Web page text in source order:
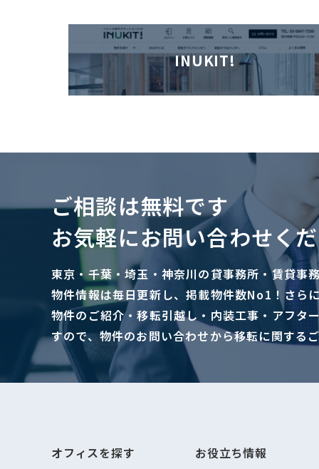
INUKIT!
ご相談は無料です
お気軽にお問い合わせく
東京・千葉・埼玉・神奈川の貸事務所・賃貸事
物件情報は毎日更新し、掲載物件数No1！さら
物件のご紹介・移転引越し・内装工事・アフタ
すので、物件のお問い合わせから移転に関する
オフィスを探す お役立ち情報